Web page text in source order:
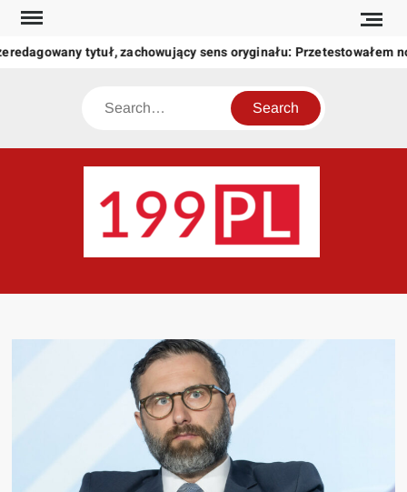
Skip
content
tytuł, zachowujący sens oryginału: Przetestowałem
Search
świat